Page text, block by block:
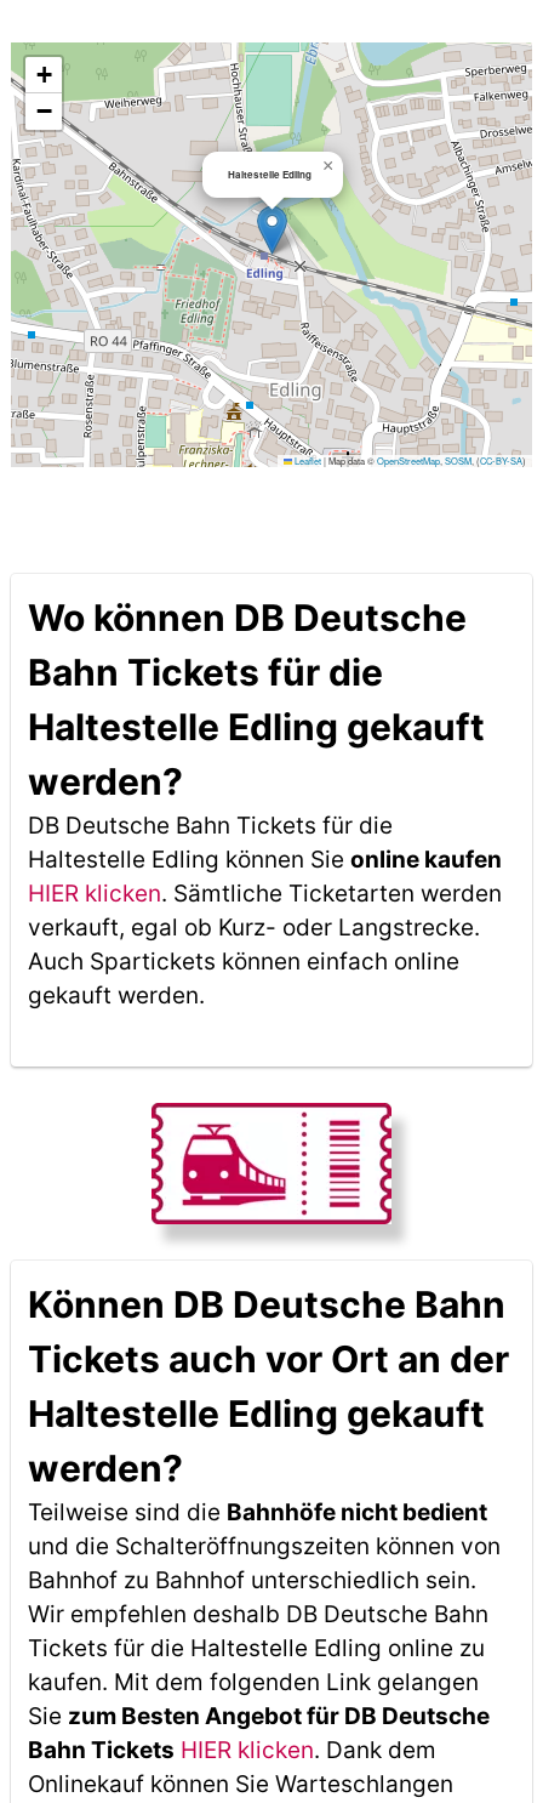
Haltestelle Edling ×
+
−
Leaflet|Map data ©OpenStreetMap ,SOSM , (CC-BY-SA)
Wo können DB Deutsche
Bahn Tickets für die
Haltestelle Edling gekauft
werden?
DB Deutsche Bahn Tickets für die
Haltestelle Edling können Sie online kaufen
HIER klicken. Sämtliche Ticketarten werden
verkauft, egal ob Kurz- oder Langstrecke.
Auch Spartickets können einfach online
gekauft werden.
Können DB Deutsche Bahn
Tickets auch vor Ort an der
Haltestelle Edling gekauft
werden?
Teilweise sind die Bahnhöfe nicht bedient
und die Schalteröffnungszeiten können von
Bahnhof zu Bahnhof unterschiedlich sein.
Wir empfehlen deshalb DB Deutsche Bahn
Tickets für die Haltestelle Edling online zu
kaufen. Mit dem folgenden Link gelangen
Sie zum Besten Angebot für DB Deutsche
Bahn Tickets HIER klicken. Dank dem
Onlinekauf können Sie Warteschlangen